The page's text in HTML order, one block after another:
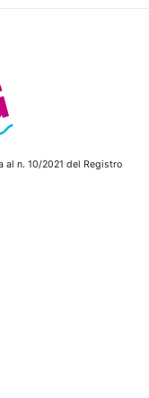
n. 10/2021 del Registro